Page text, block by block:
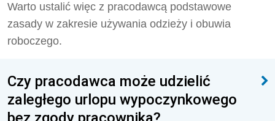
Warto ustalić więc z pracodawcą podstawowe
zasady w zakresie używania odzieży i obuwia
roboczego.
Czy pracodawca może udzielić
zaległego urlopu wypoczynkowego